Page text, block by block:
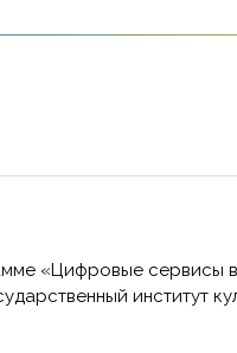
«Цифровые сервисы
институт